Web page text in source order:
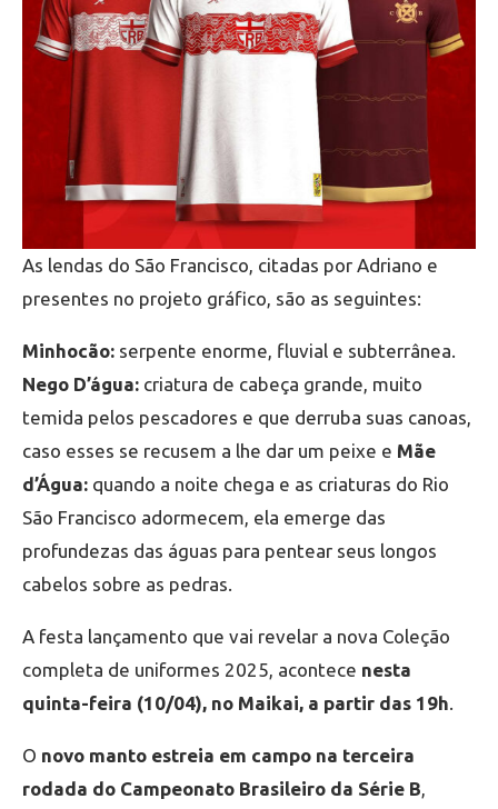
As lendas do São Francisco, citadas por Adriano e
presentes no projeto gráfico, são as seguintes:
Minhocão: serpente enorme, fluvial e subterrânea.
Nego D’água: criatura de cabeça grande, muito
temida pelos pescadores e que derruba suas canoas,
caso esses se recusem a lhe dar um peixe e Mãe
d’Água: quando a noite chega e as criaturas do Rio
São Francisco adormecem, ela emerge das
profundezas das águas para pentear seus longos
cabelos sobre as pedras.
A festa lançamento que vai revelar a nova Coleção
completa de uniformes 2025, acontece nesta
quinta-feira (10/04), no Maikai, a partir das 19h
O novo manto estreia em campo na terceira
rodada do Campeonato Brasileiro da Série B